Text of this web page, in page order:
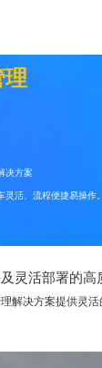
理
决方案
活、流程便捷易操作。
灵活部署的高
解决方案提供灵